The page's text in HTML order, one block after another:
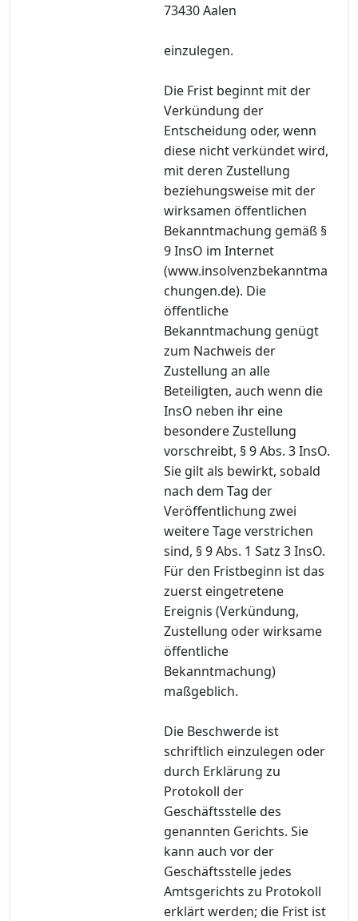
73430 Aalen
einzulegen.
Die Frist beginnt mit der
Verkündung der
Entscheidung oder, wenn
diese nicht verkündet wird,
mit deren Zustellung
beziehungsweise mit der
wirksamen öffentlichen
Bekanntmachung gemäß §
9 InsO im Internet
(www.insolvenzbekanntma
chungen.de). Die
öffentliche
Bekanntmachung genügt
zum Nachweis der
Zustellung an alle
Beteiligten, auch wenn die
InsO neben ihr eine
besondere Zustellung
vorschreibt, § 9 Abs. 3 InsO.
Sie gilt als bewirkt, sobald
nach dem Tag der
Veröffentlichung zwei
weitere Tage verstrichen
sind, § 9 Abs. 1 Satz 3 InsO.
Für den Fristbeginn ist das
zuerst eingetretene
Ereignis (Verkündung,
Zustellung oder wirksame
öffentliche
Bekanntmachung)
maßgeblich.
Die Beschwerde ist
schriftlich einzulegen oder
durch Erklärung zu
Protokoll der
Geschäftsstelle des
genannten Gerichts. Sie
kann auch vor der
Geschäftsstelle jedes
Amtsgerichts zu Protokoll
erklärt werden; die Frist ist